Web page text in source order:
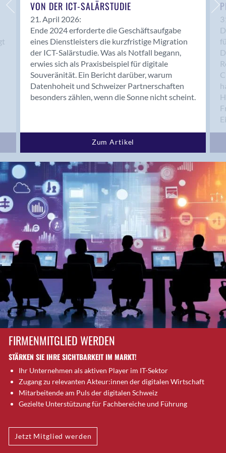
Bern 15
Bern 22
Bern 65
Bern 9
Bern-Zollikofen
Biel/Bienne
Binningen
Bolligen
Bremgarten bei Bern
Brig
Brig-Glis
Bronschhofen
Brugg
Brugg AG
Brütten
Bubendorf
Bubikon
Burgdorf
Bäretswil
Bülach
Cazis
Cham
Chur
Crissier
Davos Platz
Dietikon
Dietlikon
VON DER ICT-SALÄRSTUDIE
21. April 2026:
Ende 2024 erforderte die Geschäftsaufgabe
eines Dienstleisters die kurzfristige Migration
der ICT-Salärstudie. Was als Notfall begann,
erwies sich als Praxisbeispiel für digitale
Souveränität. Ein Bericht darüber, warum
Datenhoheit und Schweizer Partnerschaften
besonders zählen, wenn die Sonne nicht scheint.
Zum Artikel
FIRMENMITGLIED WERDEN
STÄRKEN SIE IHRE SICHTBARKEIT IM MARKT!
Ihr Unternehmen als aktiven Player im IT-Sektor
Zugang zu relevanten Akteur:innen der digitalen Wirtschaft
Mitarbeitende am Puls der digitalen Schweiz
Gezielte Unterstützung für Fachbereiche und Führung
Jetzt Mitglied werden